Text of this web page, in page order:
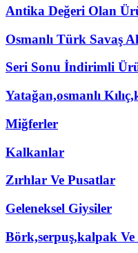
Antika Değeri Olan
Osmanlı Türk Savaş
Seri Sonu İndirimli
Yatağan,osmanlı
Miğferler
Kalkanlar
Zırhlar Ve Pusatlar
Geleneksel Giysiler
Börk,serpuş,kalpak